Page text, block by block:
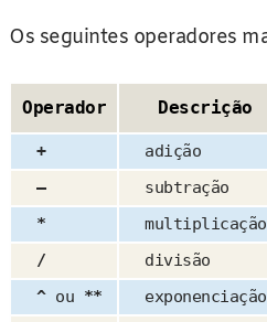
Os seguintes operadores
Operador Descrição
+
adição
–
subtração
*
multiplicação
/
divisão
^ou ** exponenciação